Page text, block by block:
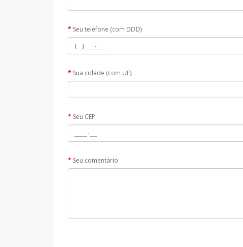
Seu telefone (com DDD)
Sua cidade (com UF)
Seu CEP
Seu comentário